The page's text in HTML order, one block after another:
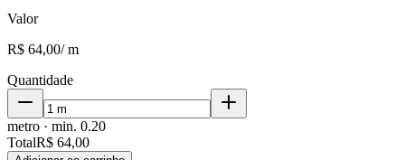
Valor
R$ 64,00/m
Quantidade
metro · min. 0.20
TotalR$ 64,00